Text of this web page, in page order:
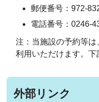
郵便番号：972-
電話番号：0246-
注：当施設の予約等
利用いただけます。下
外部リンク